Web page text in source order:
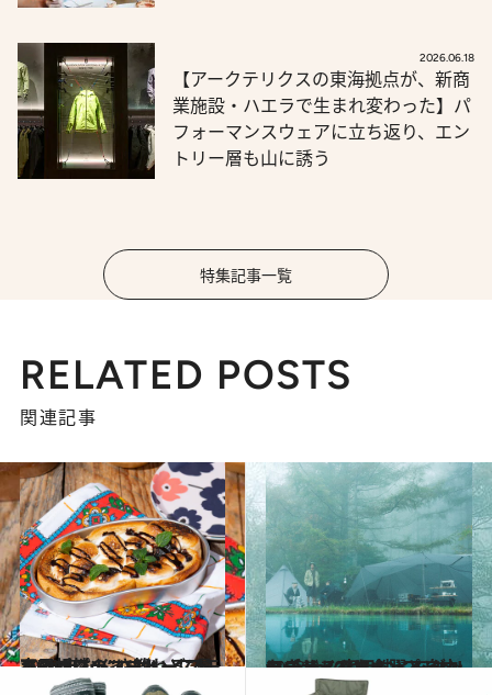
2026.06.18
【アークテリクスの東海拠点が、新商
業施設・ハエラで生まれ変わった】パ
フォーマンスウェアに立ち返り、エン
トリー層も山に誘う
特集記事一覧
RELATED POSTS
関連記事
2023.4.4
キャンプのコーヒーに最高の相性！“さばいどる”かほなんに教わるスモア風マシュマロトーストレシピ
ライフスタイル 2023.3.30
アウトドアをもっと自由に――。 実用性とモダンなデザインに心躍る and wanderのキャンプシリーズ
ライフスタイル